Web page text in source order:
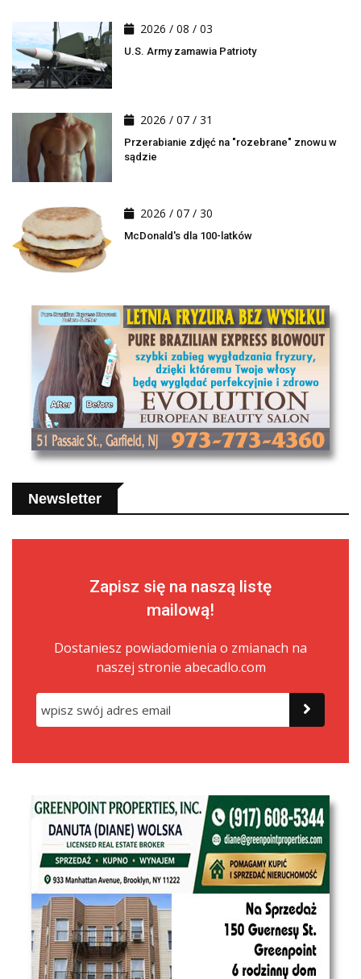
2026 / 08 / 03
U.S. Army zamawia Patrioty
2026 / 07 / 31
Przerabianie zdjęć na "rozebrane" znowu w
sądzie
2026 / 07 / 30
McDonald's dla 100-latków
Newsletter
Zapisz się na naszą listę
mailową!
Dostaniesz powiadomienia o zmianach na
naszej stronie abecadlo.com